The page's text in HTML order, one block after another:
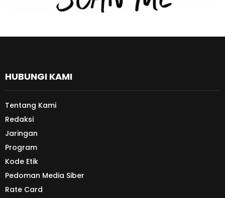
HUBUNGI KAMI
Tentang Kami
Redaksi
Jaringan
Program
Kode Etik
Pedoman Media Siber
Rate Card